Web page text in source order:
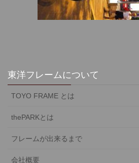
東洋フレームについて
TOYO FRAME とは
thePARKとは
フレームが出来るまで
会社概要